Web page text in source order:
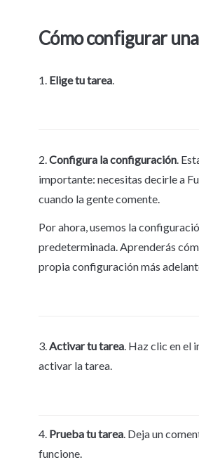
1. Elige tu tarea.
2. Configura la configuración.
importante: necesitas decirle a
cuando la gente comente.
Por ahora, usemos la
predeterminada. Aprenderás
propia configuración más
3. Activar tu tarea. Haz clic en el
activar la tarea.
4. Prueba tu tarea. Deja un
funcione.